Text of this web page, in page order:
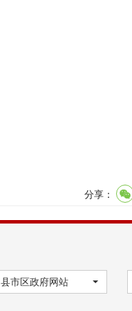
分享：
县市区政府网站